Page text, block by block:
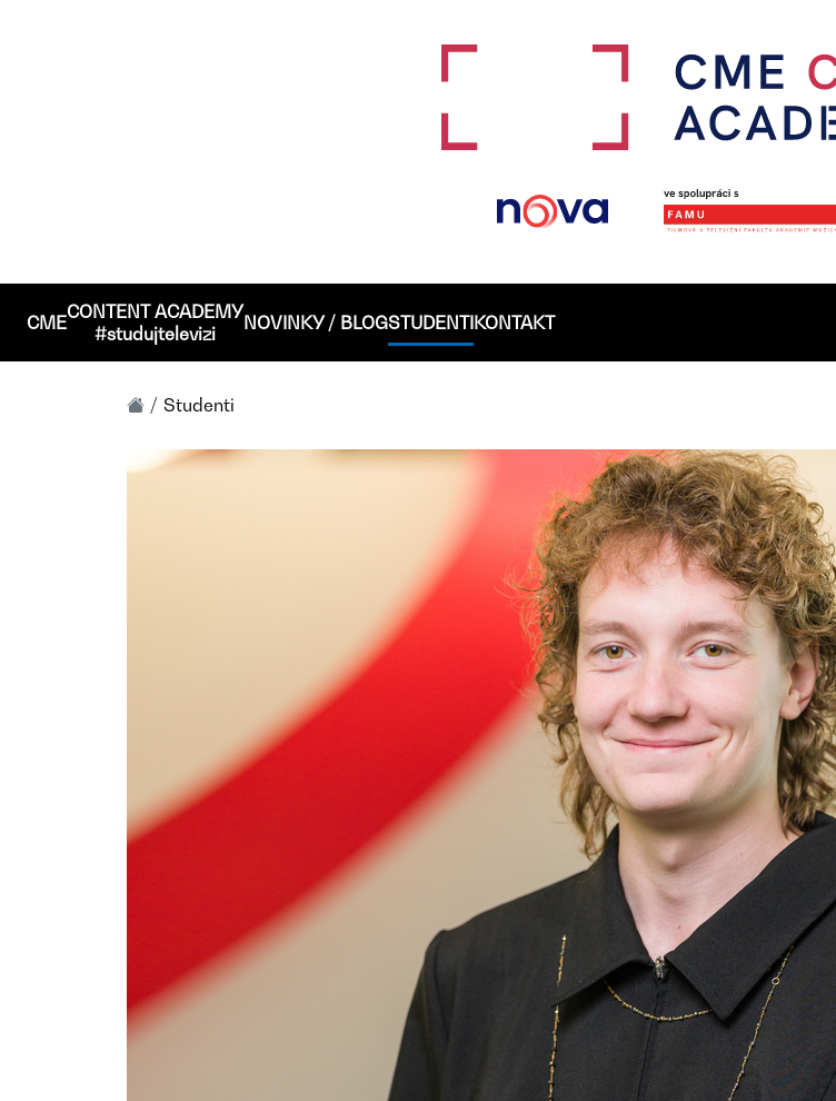
CMECONTENT ACADEMY
#studujtelevizi
NOVINKY / BLOGSTUDENTIKONTAKT
Studenti